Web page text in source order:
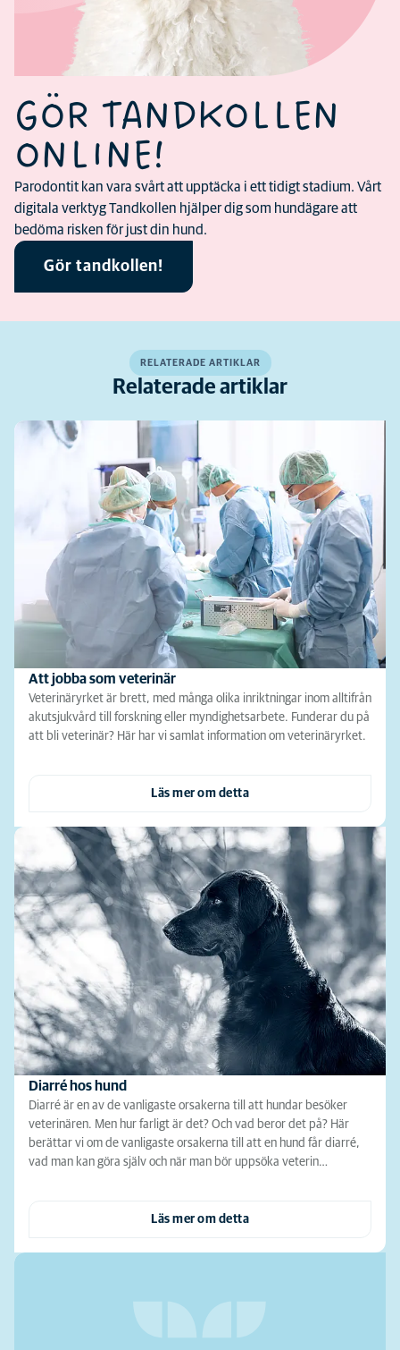
GÖR TANDKOLLEN
ONLINE!
Parodontit kan vara svårt att upptäcka i ett tidigt stadium. Vårt
digitala verktyg Tandkollen hjälper dig som hundägare att
bedöma risken för just din hund.
Gör tandkollen!
RELATERADE ARTIKLAR
Relaterade artiklar
Att jobba som veterinär
Veterinäryrket är brett, med många olika inriktningar inom alltifrån
akutsjukvård till forskning eller myndighetsarbete. Funderar du på
att bli veterinär? Här har vi samlat information om veterinäryrket.
Läs mer om detta
Diarré hos hund
Diarré är en av de vanligaste orsakerna till att hundar besöker
veterinären. Men hur farligt är det? Och vad beror det på? Här
berättar vi om de vanligaste orsakerna till att en hund får diarré,
vad man kan göra själv och när man bör uppsöka veterin…
Läs mer om detta